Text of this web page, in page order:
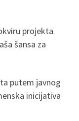
projekta
šansa za
putem javnog
inicijativa